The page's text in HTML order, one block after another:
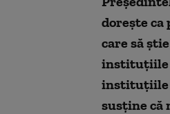
dorește ca
care să
instituțiile
instituțiile
susține că